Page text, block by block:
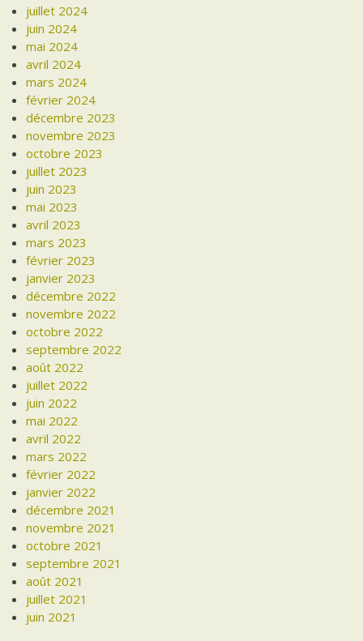
juillet 2024
juin 2024
mai 2024
avril 2024
mars 2024
février 2024
décembre 2023
novembre 2023
octobre 2023
juillet 2023
juin 2023
mai 2023
avril 2023
mars 2023
février 2023
janvier 2023
décembre 2022
novembre 2022
octobre 2022
septembre 2022
août 2022
juillet 2022
juin 2022
mai 2022
avril 2022
mars 2022
février 2022
janvier 2022
décembre 2021
novembre 2021
octobre 2021
septembre 2021
août 2021
juillet 2021
juin 2021